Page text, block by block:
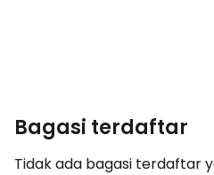
Bagasi terdaftar
Tidak ada bagasi terdaftar